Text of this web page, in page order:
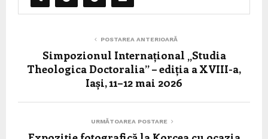
POSTAREA ANTERIOARĂ
Simpozionul Internațional „Studia
Theologica Doctoralia” – ediția a XVIII-a,
Iași, 11–12 mai 2026
URMĂTOAREA POSTARE